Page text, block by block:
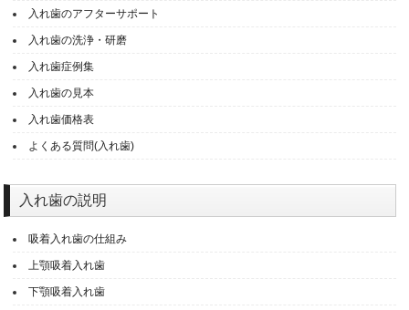
入れ歯のアフターサポート
入れ歯の洗浄・研磨
入れ歯症例集
入れ歯の見本
入れ歯価格表
よくある質問(入れ歯)
入れ歯の説明
吸着入れ歯の仕組み
上顎吸着入れ歯
下顎吸着入れ歯